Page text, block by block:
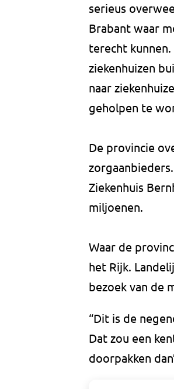
serieus
Brabant waar
terecht
ziekenhuizen
naar
geholpen te
De provincie
Ziekenhuis
miljoenen.
Waar de
het Rijk.
bezoek van de
“Dit is de
Dat zou een
doorpakken